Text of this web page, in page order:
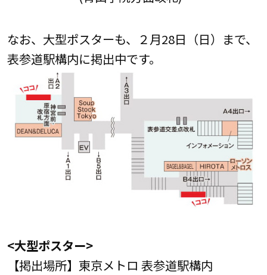
なお、大型ポスターも、２月28日（日）まで、
表参道駅構内に掲出中です。
<大型ポスター>
【掲出場所】東京メトロ 表参道駅構内